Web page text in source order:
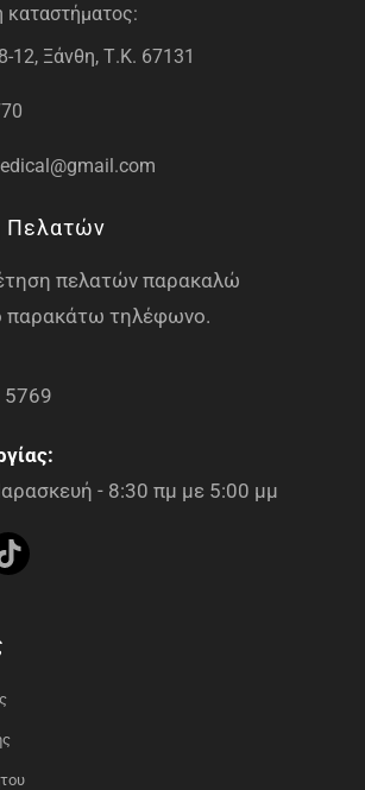
καταστήματος:
12, Ξάνθη, Τ.Κ. 67131
Πελατών
πελατών παρακαλώ
παρακάτω τηλέφωνο.
5769
- 8:30 πμ με 5:00 μμ